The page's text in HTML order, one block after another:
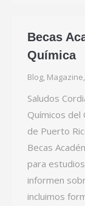
Becas
Química
Blog, Magazine,
Saludos
Químicos
de Puerto
Becas
para
informen
incluimos